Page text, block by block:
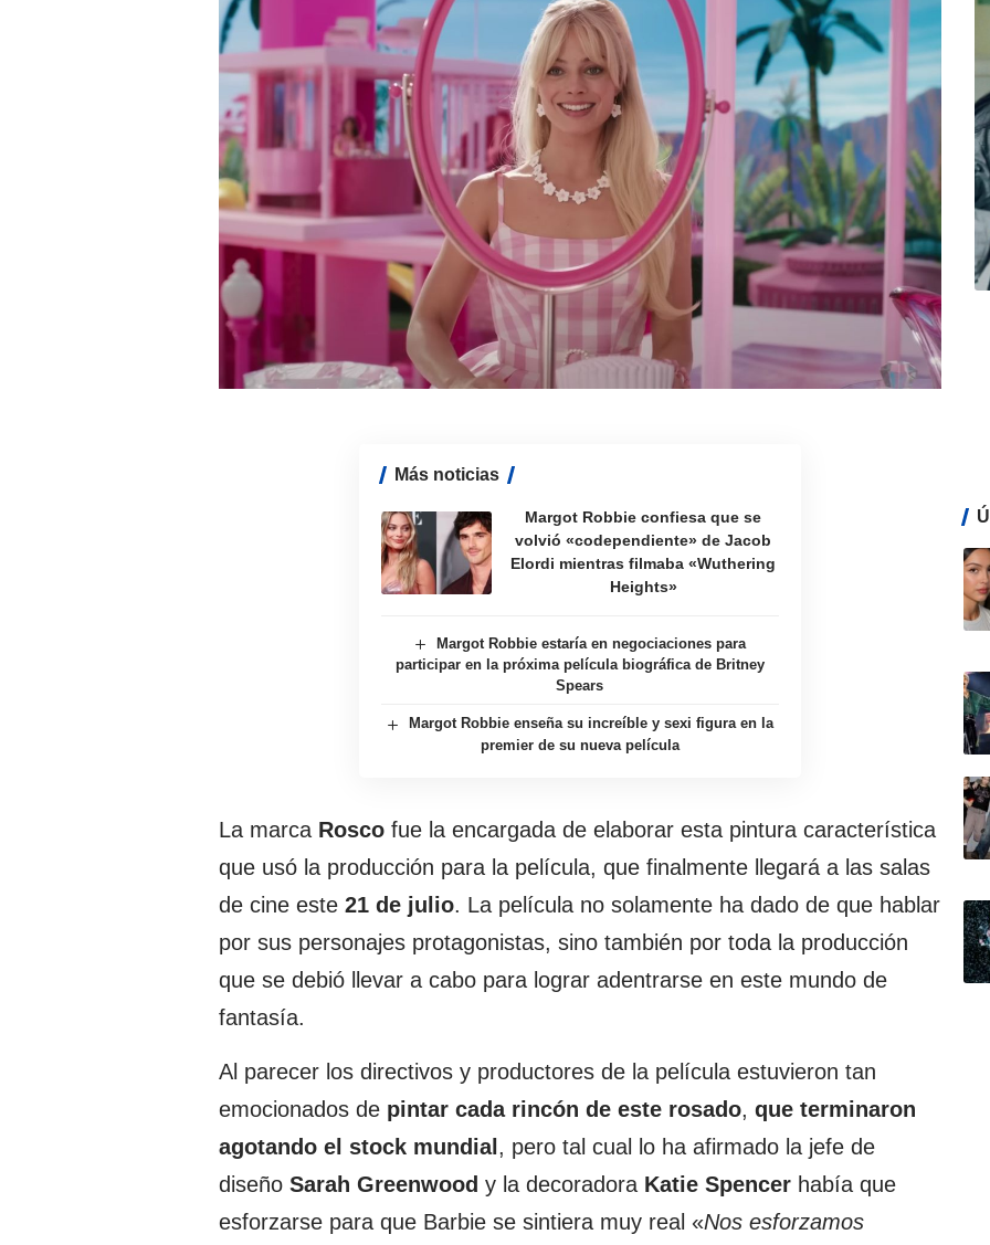
Más noticias
Margot Robbie confiesa que se
volvió «codependiente» de Jacob
Elordi mientras filmaba «Wuthering
Heights»
Margot Robbie estaría en negociaciones para
participar en la próxima película biográfica de Britney
Spears
Margot Robbie enseña su increíble y sexi figura en la
premier de su nueva película
La marca Rosco fue la encargada de elaborar esta pintura característica
que usó la producción para la película, que finalmente llegará a las salas
de cine este 21 de julio. La película no solamente ha dado de que hablar
por sus personajes protagonistas, sino también por toda la producción
que se debió llevar a cabo para lograr adentrarse en este mundo de
fantasía.
Al parecer los directivos y productores de la película estuvieron tan
emocionados de pintar cada rincón de este rosado, que terminaron
agotando el stock mundial, pero tal cual lo ha afirmado la jefe de
diseño Sarah Greenwood y la decoradora Katie Spencer había que
esforzarse para que Barbie se sintiera muy real «Nos esforzamos